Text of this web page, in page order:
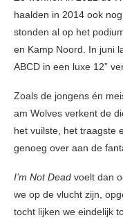
haalden in 2014 ook
stonden al op het
en Kamp Noord. In juni
ABCD in een luxe 12”
Zoals de jongens én
am Wolves verkent de
het vuilste, het traagste
genoeg over aan de
I’m Not Dead voelt dan
we op de vlucht zijn,
tocht lijken we eindelijk